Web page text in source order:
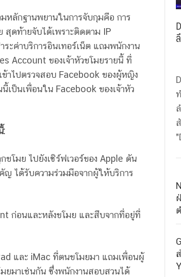
หลักฐานพยานในการจับกุมคือ การ
สุดท้ายจับได้เพราะติดตาม IP
ะค่าบริการอินเทอร์เน็ต แถมพนักงาน
Account ของเจ้าหัวขโมยรายนี้ ที่
าไปตรวจสอบ Facebook ของผู้หญิง
ป็นเพื่อนใน Facebook ของเจ้าหัว
:
มย ไปยังเซิร์ฟเวอร์ของ Apple ดัน
ญ ได้รับความร่วมมือจากผู้ให้บริการ
ก่อนและหลังขโมย และสืบจากที่อยู่ที่
และ iMac ที่ตนขโมยมา แถมเพื่อนผู้
ยมาเช่นกัน ซึ่งพนักงานสอบสวนได้